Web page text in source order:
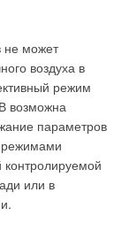
не может
воздуха в
режим
возможна
параметров
режимами
или в
и
систем
день) в
филиалов в